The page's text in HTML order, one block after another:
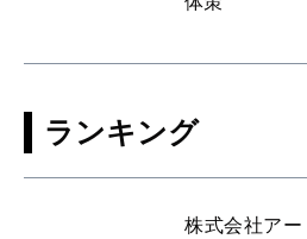
ランキング
株式会社ア